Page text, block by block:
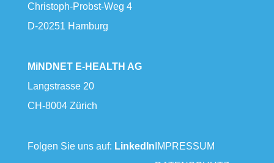
Christoph-Probst-Weg 4
D-20251 Hamburg
MiNDNET E-HEALTH AG
Langstrasse 20
CH-8004 Zürich
Folgen Sie uns auf: LinkedIn IMPRESSUM